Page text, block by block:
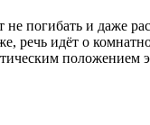
погибать и даже
речь идёт о
положением